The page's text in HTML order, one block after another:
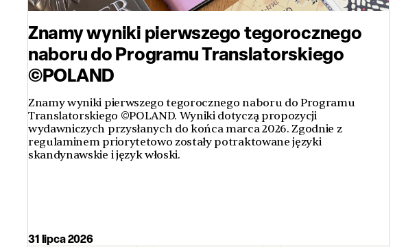
Znamy wyniki pierwszego tegorocznego
naboru do Programu Translatorskiego
©POLAND
Znamy wyniki pierwszego tegorocznego naboru do Programu
Translatorskiego ©POLAND. Wyniki dotyczą propozycji
wydawniczych przysłanych do końca marca 2026. Zgodnie z
regulaminem priorytetowo zostały potraktowane języki
skandynawskie i język włoski.
31 lipca 2026